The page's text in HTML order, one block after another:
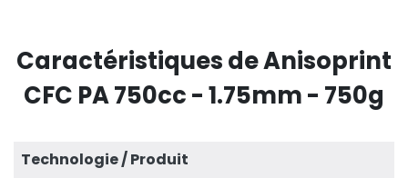
Caractéristiques de Anisoprint
CFC PA 750cc - 1.75mm - 750g
Technologie / Produit